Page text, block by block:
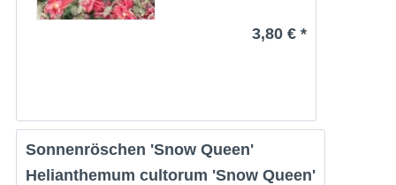
3,80 € *
Sonnenröschen 'Snow Queen'
Helianthemum cultorum 'Snow Queen'